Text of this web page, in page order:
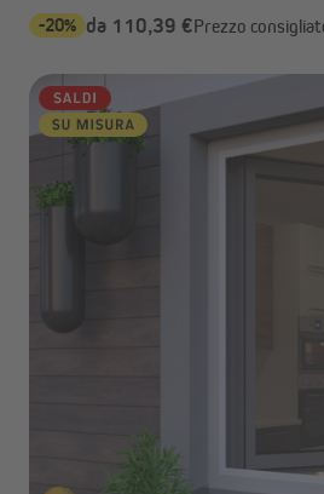
-20% da 110,39 €Prezzo